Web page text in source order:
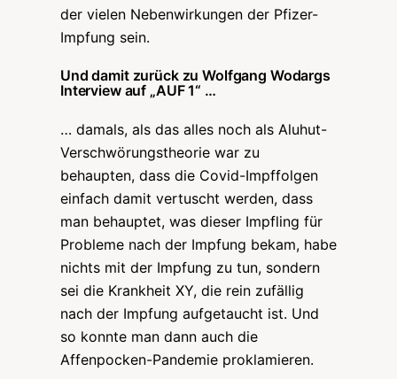
der vielen Nebenwirkungen der Pfizer-
Impfung sein.
Und damit zurück zu Wolfgang Wodargs
Interview auf „AUF 1“ …
… damals, als das alles noch als Aluhut-
Verschwörungstheorie war zu
behaupten, dass die Covid-Impffolgen
einfach damit vertuscht werden, dass
man behauptet, was dieser Impfling für
Probleme nach der Impfung bekam, habe
nichts mit der Impfung zu tun, sondern
sei die Krankheit XY, die rein zufällig
nach der Impfung aufgetaucht ist. Und
so konnte man dann auch die
Affenpocken-Pandemie proklamieren.